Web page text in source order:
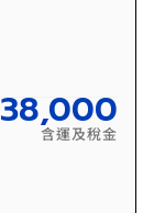
38,000
含運及稅金